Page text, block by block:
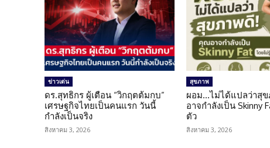
ข่าวเด่น
ดร.สุทธิกร ผู้เตือน “วิกฤตต้มกบ”
เศรษฐกิจไทยเป็นคนแรก วันนี้
กำลังเป็นจริง
สิงหาคม 3, 2026
สุขภาพ
ผอม…ไม่ได้แปลว่าสุ
อาจกำลังเป็น Skinny
ตัว
สิงหาคม 3, 2026